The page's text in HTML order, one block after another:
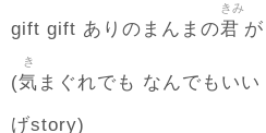
gift gift ありのまんまの君
きみ
が
(気
き
まぐれでも なんでもいい
げstory)